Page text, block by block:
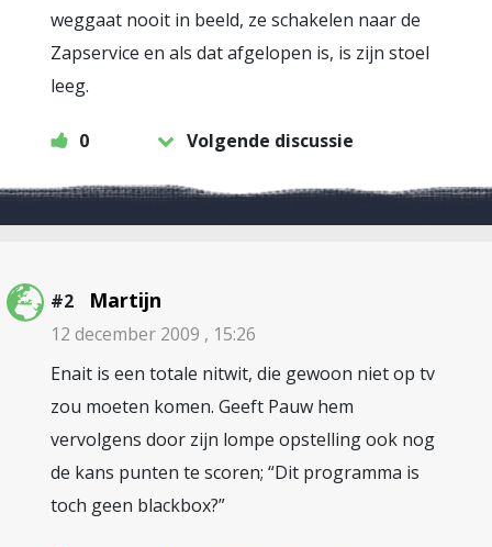
weggaat nooit in beeld, ze schakelen naar de
Zapservice en als dat afgelopen is, is zijn stoel
leeg.
0 Volgende discussie
#2 Martijn
12 december 2009 , 15:26
Enait is een totale nitwit, die gewoon niet op tv
zou moeten komen. Geeft Pauw hem
vervolgens door zijn lompe opstelling ook nog
de kans punten te scoren; “Dit programma is
toch geen blackbox?”